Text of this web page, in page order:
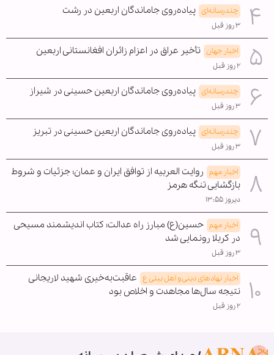
چندرسانه‌ای پیاده‌روی جاماندگان اربعین در رشت
۳ روز قبل
اخبار جهان تأخیر عراق در اعزام زائران افغانستانی اربعین
۲ روز قبل
چندرسانه‌ای پیاده‌روی جاماندگان اربعین حسینی در شیراز
۳ روز قبل
چندرسانه‌ای پیاده‌روی جاماندگان اربعین حسینی در تبریز
۳ روز قبل
اخبار مهم روایت العربیه از توافق ایران و عمان؛ جزئیات و شروط
بازگشایی تنگه هرمز
دیروز ۱۳:۵۵
اخبار مهم حسین(ع) مبارز راه عدالت؛ کتاب اندیشمند مسیحی
در کربلا رونمایی شد
۳ روز قبل
اخبار نهادهای دینی و اهل بیتی ع عاقبت‌به‌خیری شهید لاریجانی
نتیجه سال‌ها مجاهدت و اخلاص بود
۲ روز قبل